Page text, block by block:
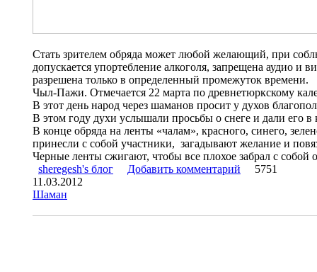
Стать зрителем обряда может любой желающий, при
допускается упортебление алкоголя, запрещена аудио и
разрешена только в определенный промежуток времени.
Чыл-Пажи. Отмечается 22 марта по древнетюркскому
В этот день народ через шаманов просит у духов
В этом году духи услышали просьбы о снеге и дали его в
В конце обряда на ленты «чалам», красного, синего,
принесли с собой участники, загадывают желание и
Черные ленты сжигают, чтобы все плохое забрал с собой
sheregesh's блог
Добавить комментарий
5751
11.03.2012
Шаман